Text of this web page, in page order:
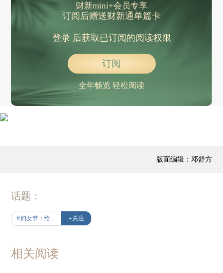
财新mini+会员专享
订阅后赠送财新通单篇卡
登录后获取已订阅的阅读权限
订阅
全年畅览 轻松阅读
版面编辑：邓舒方
话题：
+关注
相关阅读